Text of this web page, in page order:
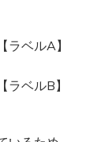
ラベルA】
ベルB】